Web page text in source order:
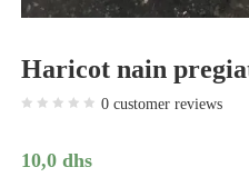
Haricot nain
0 customer reviews
10,0dhs